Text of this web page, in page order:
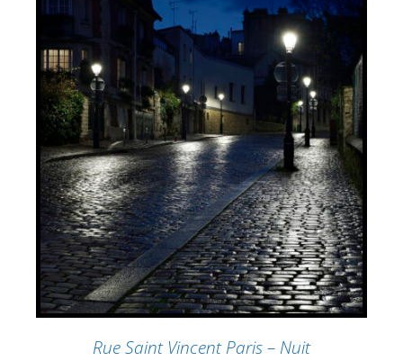
AJOUTER AU PANIER
DÉTAILS
Rue Saint Vincent Paris – Nuit